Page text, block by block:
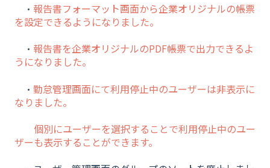
・ 報告書フォーマット画面から企業オリジナルの帳票
を設定できるようになりました。
・ 報告書を企業オリジナルのPDF帳票で出力できるよ
うになりました。
・ 勤怠管理画面にて利用停止中のユーザーは非表示に
なりました。
個別にユーザーを選択することで利用停止中のユー
ザーも表示することができます。